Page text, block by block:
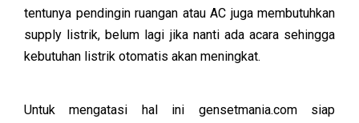
tentunya pendingin ruangan atau AC juga membutuhkan
supply listrik, belum lagi jika nanti ada acara sehingga
kebutuhan listrik otomatis akan meningkat.
Untuk mengatasi hal ini gensetmania.com siap